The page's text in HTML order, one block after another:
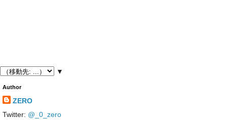
▼
Author
ZERO
Twitter: @_0_zero